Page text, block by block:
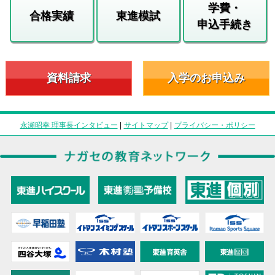
合格実績 東進模試
学費・
申込手続き
資料請求 入学のお申込み
永瀬昭幸 理事長インタビュー | サイトマップ| プライバシー・ポリシー